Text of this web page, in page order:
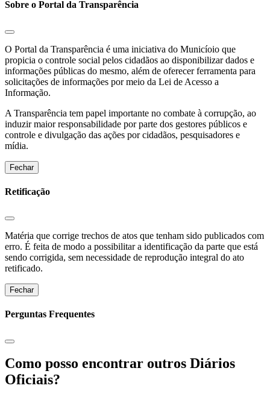
Sobre o Portal da Transparência
O Portal da Transparência é uma iniciativa do Municíoio que
propicia o controle social pelos cidadãos ao disponibilizar dados e
informações públicas do mesmo, além de oferecer ferramenta para
solicitações de informações por meio da Lei de Acesso a
Informação.
A Transparência tem papel importante no combate à corrupção, ao
induzir maior responsabilidade por parte dos gestores públicos e
controle e divulgação das ações por cidadãos, pesquisadores e
mídia.
Fechar
Retificação
Matéria que corrige trechos de atos que tenham sido publicados com
erro. É feita de modo a possibilitar a identificação da parte que está
sendo corrigida, sem necessidade de reprodução integral do ato
retificado.
Fechar
Perguntas Frequentes
Como posso encontrar outros Diários
Oficiais?